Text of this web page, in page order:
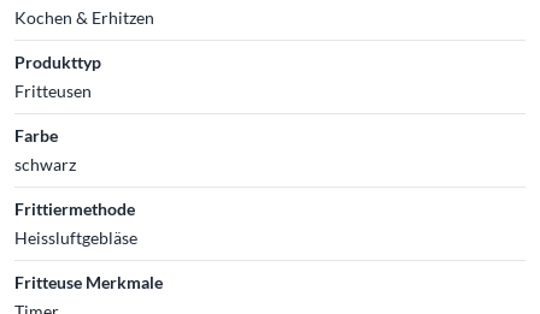
Kochen & Erhitzen
Produkttyp
Fritteusen
Farbe
schwarz
Frittiermethode
Heissluftgebläse
Fritteuse Merkmale